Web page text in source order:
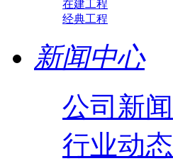
在建工程
经典工程
新闻中心
公司新闻
行业动态